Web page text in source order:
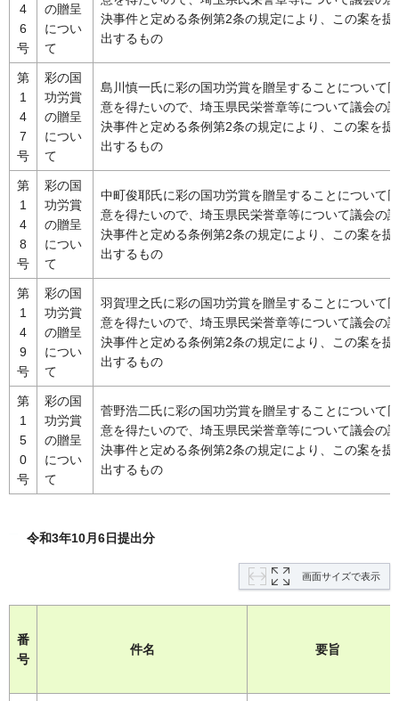
4
6
号
の贈呈
につい
て
決事件と定める条例第2条の規定により、この案を提
出するもの
第
1
4
7
号
彩の国
功労賞
の贈呈
につい
て
島川慎一氏に彩の国功労賞を贈呈することについて同
意を得たいので、埼玉県民栄誉章等について議会の議
決事件と定める条例第2条の規定により、この案を提
出するもの
第
1
4
8
号
彩の国
功労賞
の贈呈
につい
て
中町俊耶氏に彩の国功労賞を贈呈することについて同
意を得たいので、埼玉県民栄誉章等について議会の議
決事件と定める条例第2条の規定により、この案を提
出するもの
第
1
4
9
号
彩の国
功労賞
の贈呈
につい
て
羽賀理之氏に彩の国功労賞を贈呈することについて同
意を得たいので、埼玉県民栄誉章等について議会の議
決事件と定める条例第2条の規定により、この案を提
出するもの
第
1
5
0
号
彩の国
功労賞
の贈呈
につい
て
菅野浩二氏に彩の国功労賞を贈呈することについて同
意を得たいので、埼玉県民栄誉章等について議会の議
決事件と定める条例第2条の規定により、この案を提
出するもの
令和3年10月6日提出分
画面サイズで表示
番
号
件名 要旨